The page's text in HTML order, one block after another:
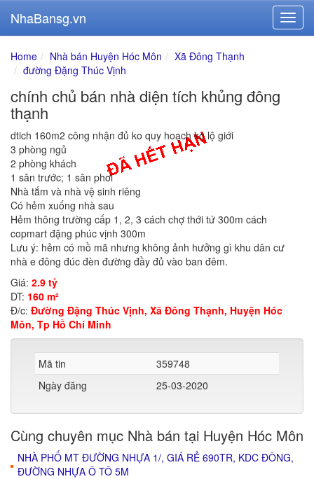
NhaBansg.vn
Home Nhà bán Huyện Hóc Môn
Xã Đông Thạnh
đường Đặng Thúc Vịnh
chính chủ bán nhà diện tích khủng đông
thạnh
dtich 160m2 công nhận đủ ko quy hoạch ko lộ giới
3 phòng ngủ
2 phòng khách
1 sân trước; 1 sân phơi
Nhà tắm và nhà vệ sinh riêng
Có hẻm xuống nhà sau
Hẻm thông trường cấp 1, 2, 3 cách chợ thới tứ 300m cách
copmart đặng phúc vịnh 300m
Lưu ý: hẻm có mồ mã nhưng không ảnh hưởng gì khu dân cư
nhà e đông đúc đèn đường đầy đủ vào ban đêm.
Giá: 2.9 tỷ
DT: 160 m²
Đ/c: Đường Đặng Thúc Vịnh, Xã Đông Thạnh, Huyện Hóc
Môn, Tp Hồ Chí Minh
Mã tin
359748
Ngày đăng
25-03-2020
Cùng chuyên mục Nhà bán tại Huyện Hóc Môn
NHÀ PHỐ MT ĐƯỜNG NHỰA 1/, GIÁ RẺ 690TR, KDC ĐÔNG,
ĐƯỜNG NHỰA Ô TÔ 5M